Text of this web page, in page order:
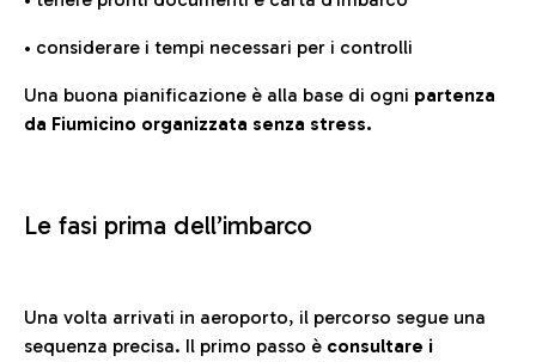
• considerare i tempi necessari per i controlli
Una buona pianificazione è alla base di ogni partenza
da Fiumicino organizzata senza stress.
Le fasi prima dell’imbarco
Una volta arrivati in aeroporto, il percorso segue una
sequenza precisa. Il primo passo è consultare i